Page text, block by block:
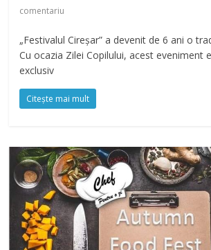
comentariu
„Festivalul Cireșar” a devenit de 6 ani o
Cu ocazia Zilei Copilului, acest eveniment
exclusiv
Citește mai mult